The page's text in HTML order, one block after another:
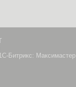
Битрикс: Максимастер